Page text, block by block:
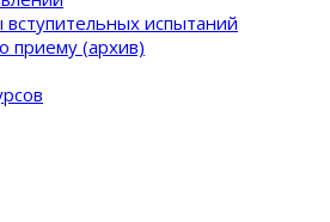
вступительных испытаний
приему (архив)